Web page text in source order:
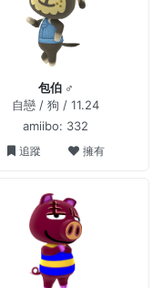
包伯 ♂
自戀 / 狗 / 11.24
amiibo: 332
追蹤 擁有